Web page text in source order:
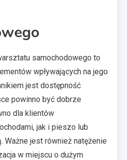
samochodowego to
wpływających na jego
jest dostępność
powinno być dobrze
dla klientów
jak i pieszo lub
Ważne jest również natężenie
w miejscu o dużym